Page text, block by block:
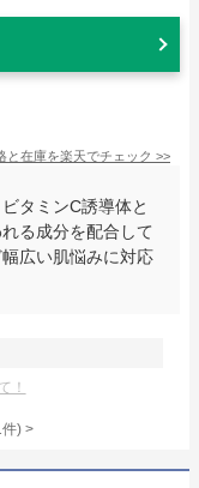
と在庫を楽天でチェック >>
タミンC誘導体と
る成分を配合して
広い肌悩みに対応
！
件) >